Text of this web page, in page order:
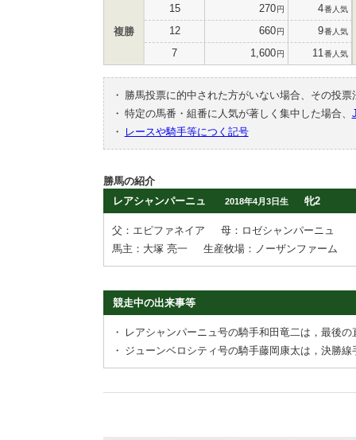
複勝
15 270円 4番人気
12 660円 9番人気
7 1,600円 11 番人気
・
勝馬投票に的中された方がいない場合、その投
・ 特定の馬番・組番に人気が著しく集中した場合、
・
レースや騎手等につく記号
勝馬の紹介
レアシャンパーニュ
2018年4月3日生 牝2
父：エピファネイア
母：ロゼシャンパーニュ
馬主：大塚 亮一
生産牧場：ノーザンファーム
競走中の出来事等
・
レアシャンパーニュ号の騎手和田竜二は，最後
・ ジューンベロシティ号の騎手藤岡康太は，決勝